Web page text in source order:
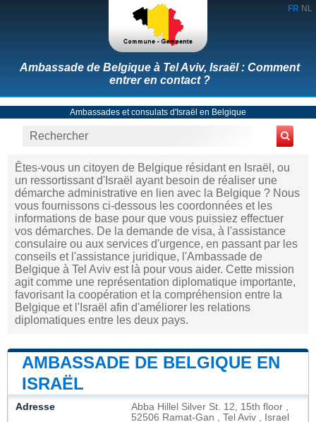
FR NL
Ambassade de Belgique à Tel Aviv, Israël : Comment
entrer en contact ?
Ambassades et consulats d'Israël en Belgique
Êtes-vous un citoyen de Belgique résidant en Israël, ou
un ressortissant d'Israël ayant besoin de réaliser une
démarche administrative en lien avec la Belgique ? Nous
vous fournissons ci-dessous les coordonnées et les
informations de base pour que vous puissiez effectuer
vos démarches. De la demande de visa, à l'assistance
consulaire ou aux services d'urgence, en passant par les
conseils et l'assistance juridique, l'Ambassade de
Belgique à Tel Aviv est là pour vous aider. Cette mission
agit comme une représentation diplomatique importante,
favorisant la coopération et la compréhension entre la
Belgique et l'Israël afin d'améliorer les relations
diplomatiques entre les deux pays.
AMBASSADE DE BELGIQUE EN
ISRAËL
Adresse
Abba Hillel Silver St. 12, 15th floor ,
52506 Ramat-Gan , Tel Aviv , Israel